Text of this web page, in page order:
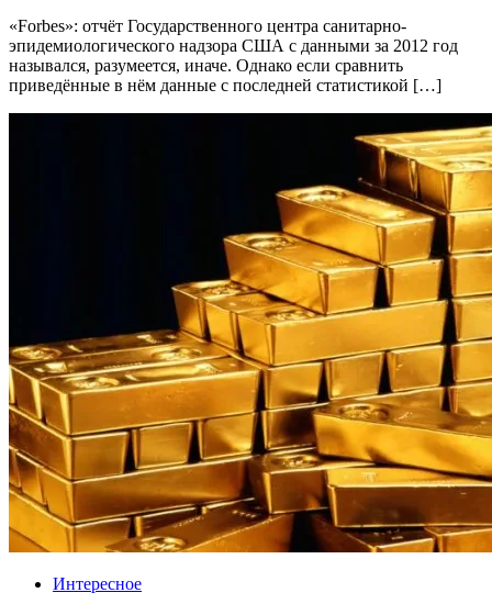
«Forbes»: отчёт Государственного центра санитарно-
эпидемиологического надзора США с данными за 2012 год
назывался, разумеется, иначе. Однако если сравнить
приведённые в нём данные с последней статистикой […]
Интересное